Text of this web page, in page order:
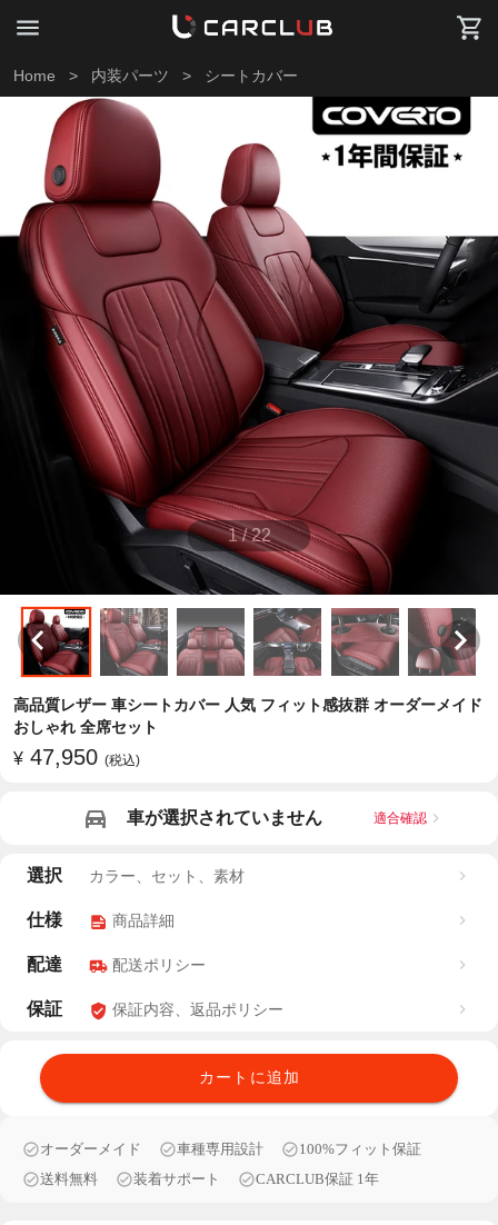
Home > 内装パーツ > シートカバー
1 / 22
高品質レザー 車シートカバー 人気 フィット感抜群 オーダーメイド
おしゃれ 全席セット
¥ 47,950 (税込)
車が選択されていません 適合確認
選択 カラー、セット、素材
仕様 商品詳細
配達 配送ポリシー
保証 保証内容、返品ポリシー
カートに追加
オーダーメイド 車種専用設計
100%フィット保証
送料無料
装着サポート CARCLUB保証 1年